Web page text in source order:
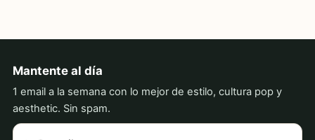
Mantente al día
1 email a la semana con lo mejor de estilo, cultura pop y
aesthetic. Sin spam.
Tu correo electrónico